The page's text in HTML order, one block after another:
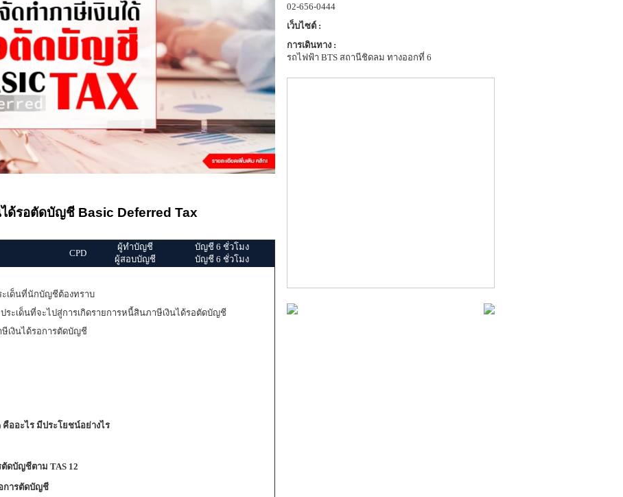
ได้รอตัดบัญชี Basic Deferred Tax
CPD
ผู้ทำบัญชี
บัญชี 6 ชั่วโมง
ผู้สอบบัญชี
บัญชี 6 ชั่วโมง
เด็นที่นักบัญชีต้องทราบ
ะเด็นที่จะไปสู่การเกิดรายการหนี้สินภาษีเงินได้รอตัดบัญชี
เงินได้รอการตัดบัญชี
คืออะไร มีประโยชน์อย่างไร
ดบัญชีตาม TAS 12
อการตัดบัญชี
02-656-0444
เว็บไซต์ :
การเดินทาง :
รถไฟฟ้า BTS สถานีชิดลม ทางออกที่ 6